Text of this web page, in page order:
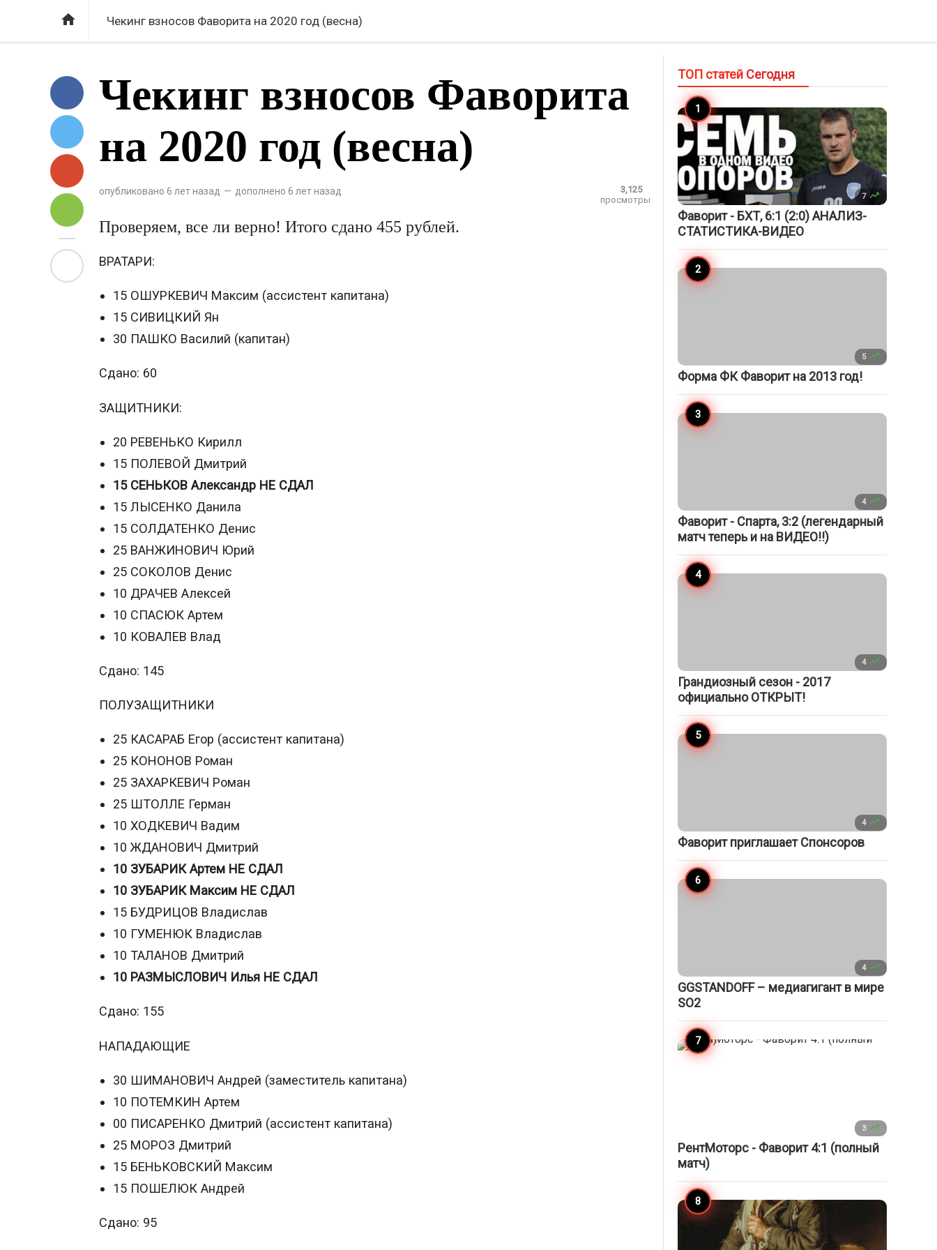
 Чекинг взносов Фаворита на 2020 год (весна)
Чекинг взносов Фаворита
на 2020 год (весна)
опубликовано 6 лет назад — дополнено 6 лет назад
3,125
просмотры
Проверяем, все ли верно! Итого сдано 455 рублей.
ВРАТАРИ:
15 ОШУРКЕВИЧ Максим (ассистент капитана)
15 СИВИЦКИЙ Ян
30 ПАШКО Василий (капитан)
Сдано: 60
ЗАЩИТНИКИ:
20 РЕВЕНЬКО Кирилл
15 ПОЛЕВОЙ Дмитрий
15 СЕНЬКОВ Александр НЕ СДАЛ
15 ЛЫСЕНКО Данила
15 СОЛДАТЕНКО Денис
25 ВАНЖИНОВИЧ Юрий
25 СОКОЛОВ Денис
10 ДРАЧЕВ Алексей
10 СПАСЮК Артем
10 КОВАЛЕВ Влад
Сдано: 145
ПОЛУЗАЩИТНИКИ
25 КАСАРАБ Егор (ассистент капитана)
25 КОНОНОВ Роман
25 ЗАХАРКЕВИЧ Роман
25 ШТОЛЛЕ Герман
10 ХОДКЕВИЧ Вадим
10 ЖДАНОВИЧ Дмитрий
10 ЗУБАРИК Артем НЕ СДАЛ
10 ЗУБАРИК Максим НЕ СДАЛ
15 БУДРИЦОВ Владислав
10 ГУМЕНЮК Владислав
10 ТАЛАНОВ Дмитрий
10 РАЗМЫСЛОВИЧ Илья НЕ СДАЛ
Сдано: 155
НАПАДАЮЩИЕ
30 ШИМАНОВИЧ Андрей (заместитель капитана)
10 ПОТЕМКИН Артем
00 ПИСАРЕНКО Дмитрий (ассистент капитана)
25 МОРОЗ Дмитрий
15 БЕНЬКОВСКИЙ Максим
15 ПОШЕЛЮК Андрей
Сдано: 95
ТОП статей Сегодня
7 
Фаворит - БХТ, 6:1 (2:0) АНАЛИЗ-
СТАТИСТИКА-ВИДЕО
5 
Форма ФК Фаворит на 2013 год!
4 
Фаворит - Спарта, 3:2 (легендарный
матч теперь и на ВИДЕО!!)
4 
Грандиозный сезон - 2017
официально ОТКРЫТ!
4 
Фаворит приглашает Спонсоров
4 
GGSTANDOFF – медиагигант в мире
SO2
3 
РентМоторс - Фаворит 4:1 (полный
матч)